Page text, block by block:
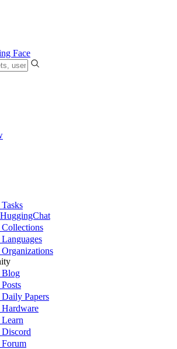
Face
Tasks
HuggingChat
Collections
Languages
Organizations
Blog
Posts
Daily Papers
Hardware
Learn
Discord
Forum